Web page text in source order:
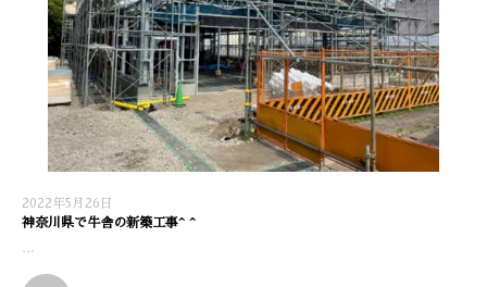
2022年5月26日
神奈川県で牛舎の新築工事^ ^